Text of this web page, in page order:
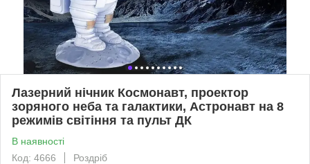
Лазерний нічник Космонавт, проектор
зоряного неба та галактики, Астронавт на 8
режимів світіння та пульт ДК
В наявності
Код: 4666
Роздріб